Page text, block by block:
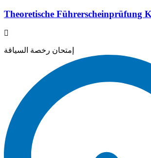
Theoretische Führerscheinprüfung
إمتحان رخصة السياقة